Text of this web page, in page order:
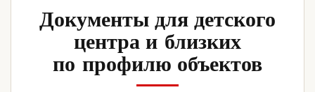
Документы для детского
центра и близких
по профилю объектов